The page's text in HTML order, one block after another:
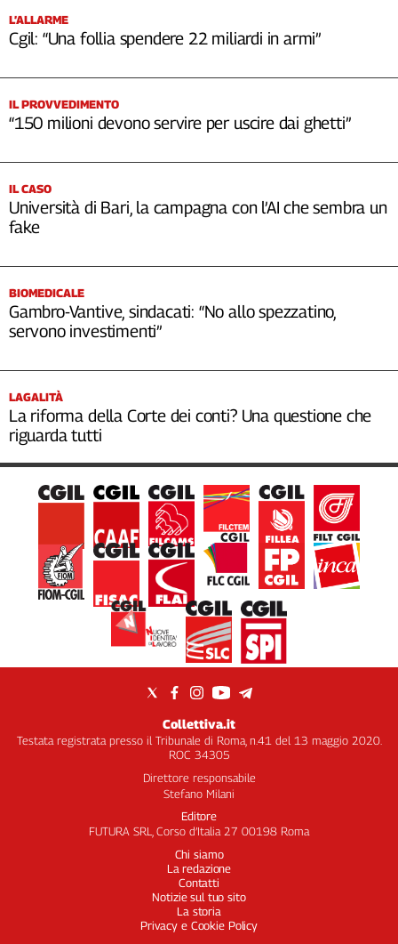
L’ALLARME
Cgil: “Una follia spendere 22 miliardi in armi”
IL PROVVEDIMENTO
“150 milioni devono servire per uscire dai ghetti”
IL CASO
Università di Bari, la campagna con l’AI che sembra un
fake
BIOMEDICALE
Gambro-Vantive, sindacati: “No allo spezzatino,
servono investimenti”
LAGALITÀ
La riforma della Corte dei conti? Una questione che
riguarda tutti
Collettiva.it
Testata registrata presso il Tribunale di Roma, n.41 del 13 maggio 2020.
ROC 34305
Direttore responsabile
Stefano Milani
Editore
FUTURA SRL, Corso d’Italia 27 00198 Roma
Chi siamo
La redazione
Contatti
Notizie sul tuo sito
La storia
Privacy e Cookie Policy